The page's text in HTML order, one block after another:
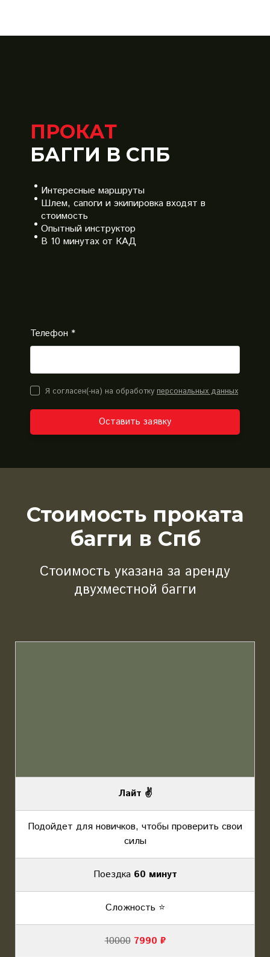
ПРОКАТ
БАГГИ В СПБ
Интересные маршруты
Шлем, сапоги и экипировка входят в
стоимость
Опытный инструктор
В 10 минутах от КАД
Телефон *
Оставить заявку
Я согласен(-на) на обработку персональных данных
Стоимость проката
багги в Спб
Стоимость указана за аренду
двухместной багги
Лайт ✌️
Подойдет для новичков, чтобы проверить свои
силы
Поездка 60 минут
Сложность ⭐️
10000 7990 ₽